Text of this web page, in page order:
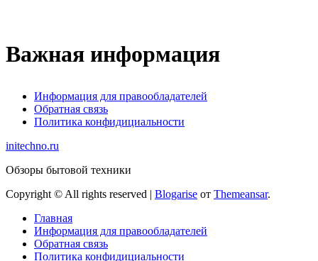
Важная информация
Информация для правообладателей
Обратная связь
Политика конфидициальности
initechno.ru
Обзоры бытовой техники
Copyright © All rights reserved | Blogarise от Themeansar.
Главная
Информация для правообладателей
Обратная связь
Политика конфидициальности